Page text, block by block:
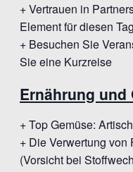
+ Vertrauen in
Element für diesen Tag
+ Besuchen Sie
Sie eine Kurzreise
Ernährung und
+ Top Gemüse:
+ Die Verwertung von
(Vorsicht bei